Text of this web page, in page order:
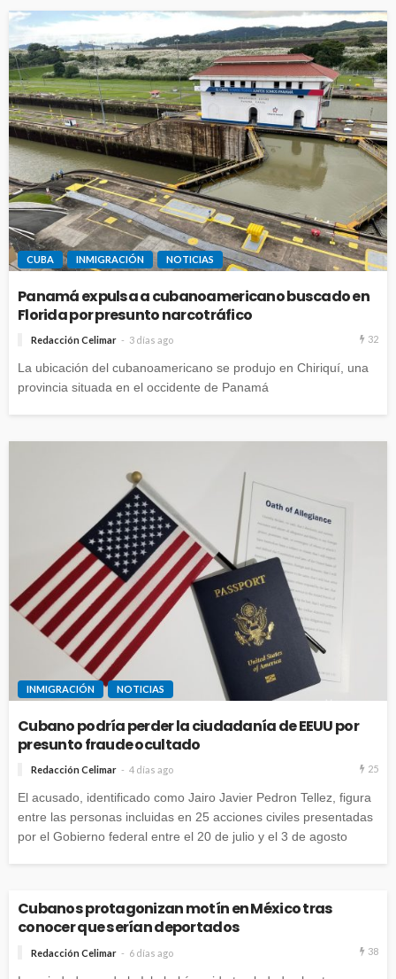
CUBA INMIGRACIÓN NOTICIAS
Panamá expulsa a cubanoamericano buscado en
Florida por presunto narcotráfico
Redacción Celimar 3 días ago 32
La ubicación del cubanoamericano se produjo en Chiriquí, una
provincia situada en el occidente de Panamá
INMIGRACIÓN NOTICIAS
Cubano podría perder la ciudadanía de EEUU por
presunto fraude ocultado
Redacción Celimar 4 días ago 25
El acusado, identificado como Jairo Javier Pedron Tellez, figura
entre las personas incluidas en 25 acciones civiles presentadas
por el Gobierno federal entre el 20 de julio y el 3 de agosto
Cubanos protagonizan motín en México tras
conocer que serían deportados
Redacción Celimar 6 días ago 38